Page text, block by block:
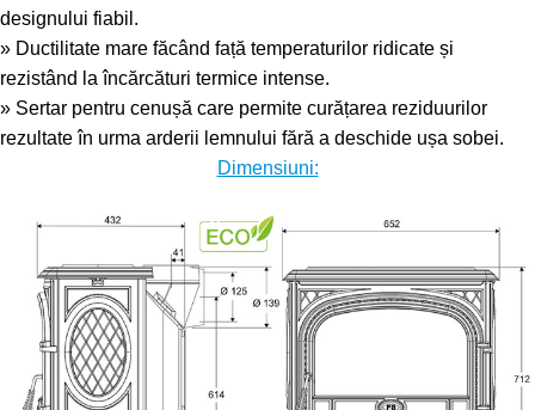
designului fiabil.
» Ductilitate mare făcând față temperaturilor ridicate și
rezistând la încărcături termice intense.
» Sertar pentru cenușă care permite curățarea reziduurilor
rezultate în urma arderii lemnului fără a deschide ușa sobei.
Dimensiuni: